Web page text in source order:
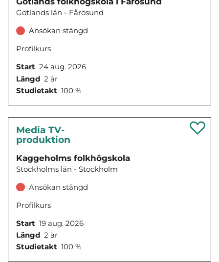
Gotlands län - Fårösund
Ansökan stängd
Profilkurs
Start 24 aug. 2026
Längd 2 år
Studietakt 100 %
Media TV-
produktion
Kaggeholms folkhögskola
Stockholms län - Stockholm
Ansökan stängd
Profilkurs
Start 19 aug. 2026
Längd 2 år
Studietakt 100 %